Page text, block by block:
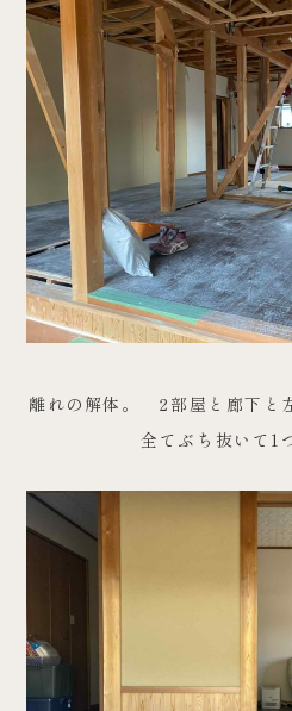
離れの解体。 2部屋と廊下と
全てぶち抜いて1